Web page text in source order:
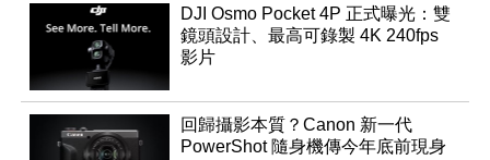
DJI Osmo Pocket 4P 正式曝光：雙
鏡頭設計、最高可錄製 4K 240fps
影片
回歸攝影本質？Canon 新一代
PowerShot 隨身機傳今年底前現身